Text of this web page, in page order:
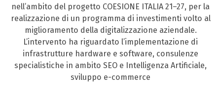
nell’ambito del progetto COESIONE ITALIA 21–27, per la
realizzazione di un programma di investimenti volto al
miglioramento della digitalizzazione aziendale.
L’intervento ha riguardato l’implementazione di
infrastrutture hardware e software, consulenze
specialistiche in ambito SEO e Intelligenza Artificiale,
sviluppo e-commerce